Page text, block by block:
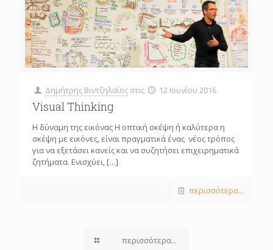
Δημήτρης Βιντζηλαίος στις 12 Ιουνίου 2016
Visual Thinking
Η δύναμη της εικόνας Η οπτική σκέψη ή καλύτερα η
σκέψη με εικόνες, είναι πραγματικά ένας νέος τρόπος
για να εξετάσει κανείς και να συζητήσει επιχειρηματικά
ζητήματα. Ενισχύει, […]
περισσότερα...
περισσότερα...